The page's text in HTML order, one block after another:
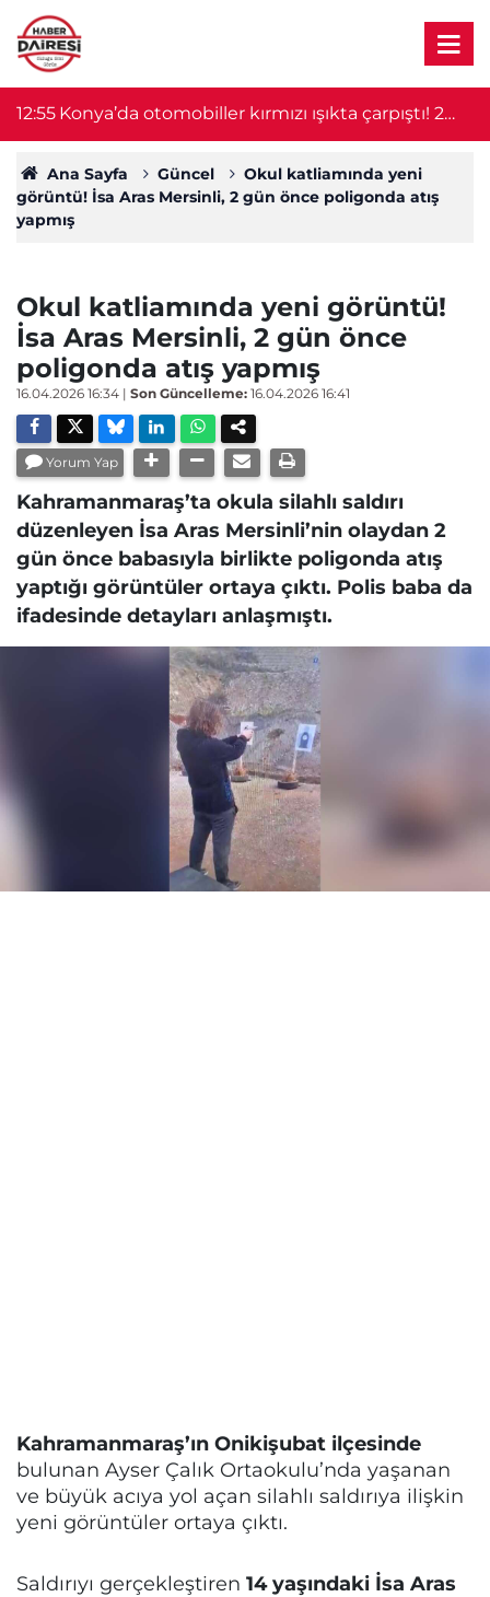
12:30 Ölüm bile ayıramadı! 30 yıllık evli çift aynı gün
hayatını kaybetti
Ana Sayfa Güncel
Okul katliamında yeni
görüntü! İsa Aras Mersinli, 2 gün önce poligonda atış
yapmış
Okul katliamında yeni görüntü!
İsa Aras Mersinli, 2 gün önce
poligonda atış yapmış
16.04.2026 16:34 | Son Güncelleme: 16.04.2026 16:41
Yorum Yap
Kahramanmaraş’ta okula silahlı saldırı
düzenleyen İsa Aras Mersinli’nin olaydan 2
gün önce babasıyla birlikte poligonda atış
yaptığı görüntüler ortaya çıktı. Polis baba da
ifadesinde detayları anlaşmıştı.
Kahramanmaraş’ın Onikişubat ilçesinde
bulunan Ayser Çalık Ortaokulu’nda yaşanan
ve büyük acıya yol açan silahlı saldırıya ilişkin
yeni görüntüler ortaya çıktı.
Saldırıyı gerçekleştiren 14 yaşındaki İsa Aras